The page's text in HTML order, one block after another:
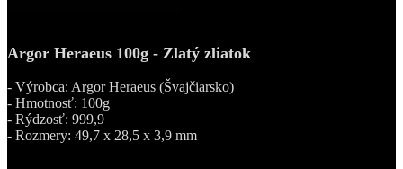
Argor Heraeus 100g - Zlatý zliatok
- Výrobca: Argor Heraeus (Švajčiarsko)
- Hmotnosť: 100g
- Rýdzosť: 999,9
- Rozmery: 49,7 x 28,5 x 3,9 mm